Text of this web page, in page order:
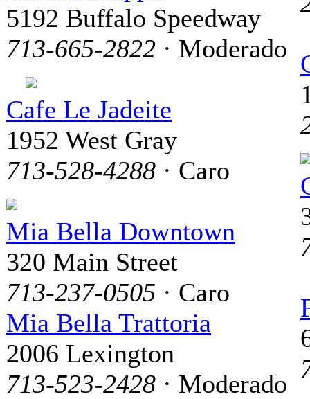
5192 Buffalo Speedway
713-665-2822 · Moderado
Cafe Le Jadeite
1952 West Gray
713-528-4288 · Caro
Mia Bella Downtown
320 Main Street
713-237-0505 · Caro
Mia Bella Trattoria
2006 Lexington
713-523-2428 · Moderado